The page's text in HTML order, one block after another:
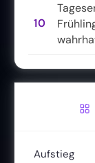
10
Aufstieg